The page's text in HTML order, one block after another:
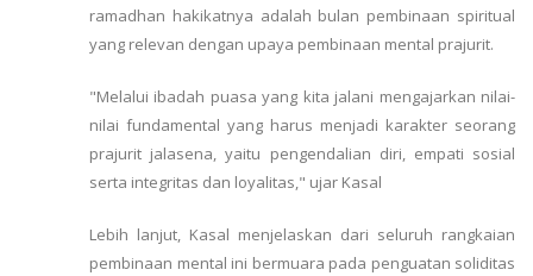
ramadhan hakikatnya adalah bulan pembinaan spiritual
yang relevan dengan upaya pembinaan mental prajurit.
"Melalui ibadah puasa yang kita jalani mengajarkan nilai-
nilai fundamental yang harus menjadi karakter seorang
prajurit jalasena, yaitu pengendalian diri, empati sosial
serta integritas dan loyalitas," ujar Kasal
Lebih lanjut, Kasal menjelaskan dari seluruh rangkaian
pembinaan mental ini bermuara pada penguatan soliditas